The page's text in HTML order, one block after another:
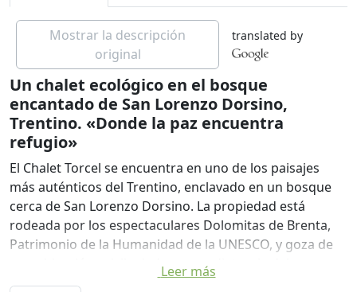
Mostrar la descripción
original
translated by
Un chalet ecológico en el bosque
encantado de San Lorenzo Dorsino,
Trentino. «Donde la paz encuentra
refugio»
El Chalet Torcel se encuentra en uno de los paisajes
más auténticos del Trentino, enclavado en un bosque
cerca de San Lorenzo Dorsino. La propiedad está
rodeada por los espectaculares Dolomitas de Brenta,
Patrimonio de la Humanidad de la UNESCO, y goza de
una ubicación privilegiada a poca distancia del
pintoresco Lago Molveno y del tranquilo Lago Nembia.
Leer más